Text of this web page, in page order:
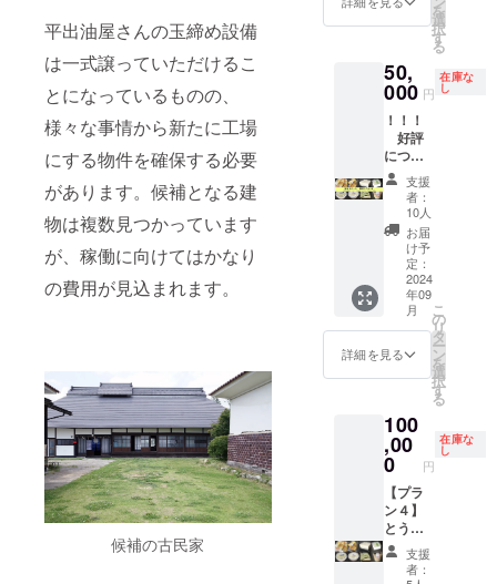
平出油屋さんの玉締め設備
は一式譲っていただけるこ
とになっているものの、
様々な事情から新たに工場
にする物件を確保する必要
があります。候補となる建
物は複数見つかっています
が、稼働に向けてはかなり
の費用が見込まれます。
候補の古民家
・掲載
方法：
み、掲
載サイ
ズ 12ポ
イント
（50音
順） ・
支援
時、希
望の方
は備考
欄に掲
載を希
望され
るお名
前とふ
りがな
をご記
入くだ
さい。
ジェク
ト進捗
レポー
トメー
ルを毎
月送信
しま
す。
りがな
をご記
さい。
■プロ
ジェク
ト進捗
レポー
トメー
ルを毎
月送信
しま
す。
料:国産
大豆、
がり）
・「ま
るでプ
リン」1
個（ 原
材料:国
産青大
豆、天
然にが
り） ・
「豆腐
の味噌
漬け」1
丁（原
材料:国
産大
豆、天
然にが
り、国
など）
・「五
島の自
然海
塩」
100g（
原材料:
海水
（五島
-----------
-----------
-----------
--- ■イ
ベン
ト・体
験会へ
の招待
券 １
枚 ■菜
種油２
合瓶
（330g)
２本 ■
感謝の
気持ち
を込め
て、お
礼の
メッ
セージ
りしま
す。 ■
搾油施
設付近
のクラ
ウド
ファン
ディン
グ感謝
掲示板
ルを毎
月送信
す。
コー
ス、100
コース
とで同
じリ
ターン
内容に
なりま
す。 ■
お楽し
み揚げ
物・豆
腐セッ
ト ・
「厚揚
げ」３
本入（
原材料:
国産大
豆、天
然にが
種油）
・「生
揚げ」6
個入り
（ 原材
料:国産
大豆、
天然に
がり、
菜種
なりま
す。 ----
-----------
-----------
-----------
-----------
--- A.
オープ
ニング
イベン
ト（搾
油見学
と豆腐
料理
付）
※2025
年10月
頃に喜
多方市
内で開
催 B.
体験
※2025
年10月
以降に
喜多方
市内で
開催 C.
見学イ
ベント
（豆腐
礼の
メッ
りしま
す。 ■
搾油施
設付近
のクラ
ウド
ファン
ディン
グ感謝
掲示板
にお名
前掲載
（希望
者の
み、匿
・掲載
期間：
存続す
る限り
・掲載
方法：
文字の
み、掲
載サイ
ズ 12ポ
イント
（50音
原材料
及び添
の食品
表示は
お届け
商品の
ラベル
に表記
されま
す。 商
品開封
前には
必ずお
届けの
ンに貼
付され
意書き
をご確
認くだ
さい。
※このプ
ランは5
万円
コー
ス、10
腐」、
同じく
金賞
（充填
豆腐部
門）の
「豆幻
郷」。
発送は
最初の
10セッ
トの発
送完了
後の
2024年
内。
クール
りの日
程を
メール
で相談
させて
いただ
きま
す。 ※
原材料
用した
「厚揚
「生揚
げ」、
2024年
度東北
豆腐品
評会 金
賞（木
綿豆腐
部門）
の「も
めん豆
腐」、
同じく
金賞
（充填
豆腐部
門）の
郷」。5
らは、
それに
加えて
「青寄
せ豆
腐」、
「白寄
せ豆
腐」、
を
選
択
す
る
50,
000 円
在庫な
し
！！！
好評
につ
き、限
定10
セット
追
加 ！
！！
【プラ
ン４】
とうふ
屋おは
らのお
楽しみ
揚げ
腐セッ
ト 5万
円コー
ス 最後
の平出
油を使
用した
「厚揚
げ」、
支援
者：
10人
お届
け予
定：
2024
年09
月
詳細を見る
こ
の
リ
タ
ー
ン
を
選
択
す
る
100
,00
0 円
在庫な
し
【プラ
ン４】
とうふ
屋おは
らのお
支援
者：